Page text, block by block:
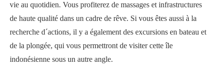
vie au quotidien. Vous profiterez de massages et infrastructures
de haute qualité dans un cadre de rêve. Si vous êtes aussi à la
recherche d´actions, il y a également des excursions en bateau et
de la plongée, qui vous permettront de visiter cette île
indonésienne sous un autre angle.